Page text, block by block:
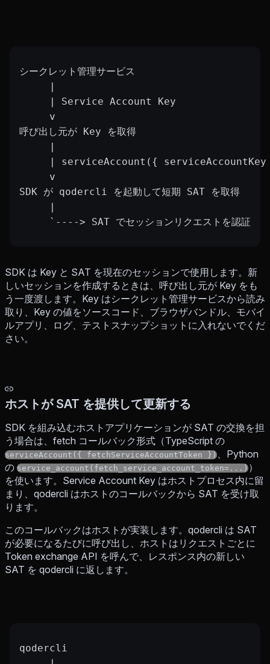
シークレット管理サービス
     | Service Account Key
     v
呼び出し元が Key を取得
| serviceAccount({ serviceAccountKey
     v
SDK が qodercli を起動して短期 SAT を取得
     `----> SAT でセッションリクエストを認証
SDK は Key と SAT を現在のセッションで使用します。新
しいセッションを作成するときは、呼び出し元が Key をも
う一度渡します。Key はシークレット管理サービスから読み
取り、Key の値をソースコード、ブラウザバンドル、モバイ
ルアプリ、ログ、テストスナップショットに入れないでくだ
さい。
ホストが SAT を提供して更新する
SDK を組み込むホストアプリケーションが SAT の交換を担
う場合は、fetch コールバック形式（TypeScript の
serviceAccount({ fetchServiceAccountToken })、Python
の service_account(fetch_service_account_token=...)）
を使います。Service Account Key はホストプロセス内に留
まり、qodercli はホストのコールバックから SAT を受け取
ります。
このコールバックはホストが実装します。qodercli は SAT
が必要になるたびに呼び出し、ホストはリクエストごとに
Token exchange API を呼んで、レスポンス内の新しい
SAT を qodercli に返します。
qodercli